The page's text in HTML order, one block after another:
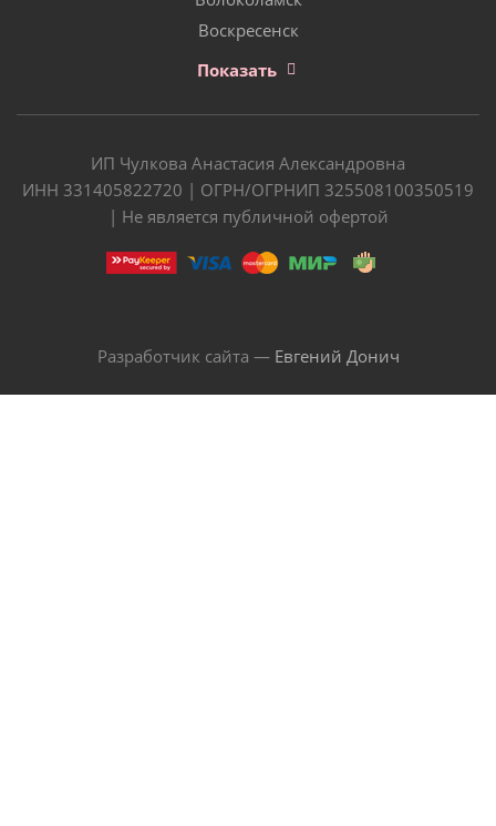
Воскресенск
Показать
ИП Чулкова Анастасия Александровна
ИНН 331405822720 | ОГРН/ОГРНИП 325508100350519
| Не является публичной офертой
Разработчик сайта — Евгений Донич